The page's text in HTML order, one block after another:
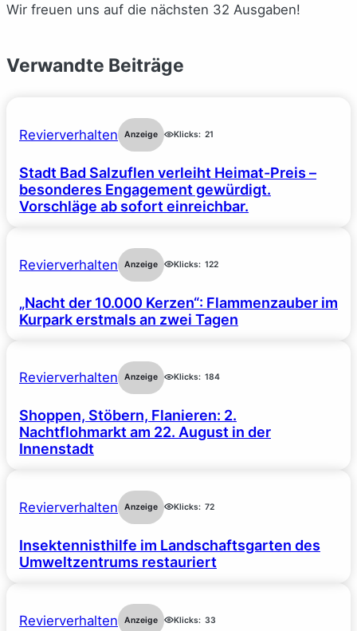
Wir freuen uns auf die nächsten 32 Ausgaben!
Verwandte Beiträge
Revierverhalten Anzeige Klicks: 21
Stadt Bad Salzuflen verleiht Heimat-Preis –
besonderes Engagement gewürdigt.
Vorschläge ab sofort einreichbar.
Revierverhalten Anzeige Klicks: 122
„Nacht der 10.000 Kerzen“: Flammenzauber im
Kurpark erstmals an zwei Tagen
Revierverhalten Anzeige Klicks: 184
Shoppen, Stöbern, Flanieren: 2.
Nachtflohmarkt am 22. August in der
Innenstadt
Revierverhalten Anzeige Klicks: 72
Insektennisthilfe im Landschaftsgarten des
Umweltzentrums restauriert
Revierverhalten Anzeige Klicks: 33